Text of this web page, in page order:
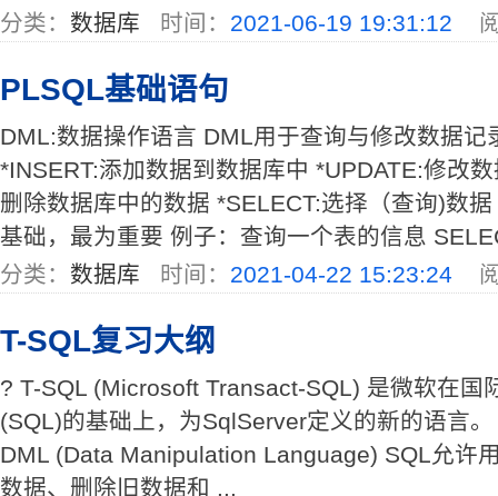
分类： 数据库 时间： 2021-06-19 19:31:12 阅
PLSQL基础语句
DML:数据操作语言 DML用于查询与修改数据记
*INSERT:添加数据到数据库中 *UPDATE:修改
删除数据库中的数据 *SELECT:选择（查询)数
基础，最为重要 例子：查询一个表的信息
分类： 数据库 时间： 2021-04-22 15:23:24 阅
T-SQL复习大纲
? T-SQL (Microsoft Transact-SQL) 是微软在国
(SQL)的基础上，为SqlServer定义的新的语言
DML (Data Manipulation Language) SQL允许
数据、删除旧数据和 ...